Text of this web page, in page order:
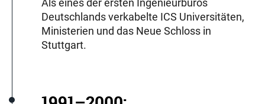
Als eines der ersten Ingenieurbüros
Deutschlands verkabelte ICS Universitäten,
Ministerien und das Neue Schloss in
Stuttgart.